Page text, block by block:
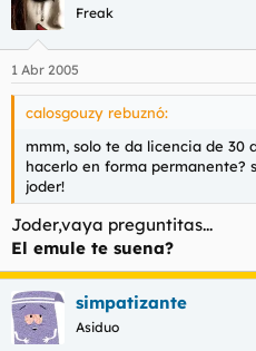
Freak
1 Abr 2005
calosgouzy rebuznó:
mmm, solo te da licencia de 30
hacerlo en forma permanente?
joder!
Joder,vaya preguntitas...
El emule te suena?
simpatizante
Asiduo